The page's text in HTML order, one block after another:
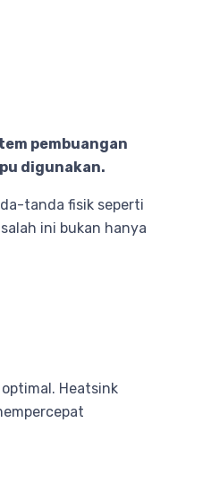
pembuangan
digunakan.
tanda fisik seperti
ini bukan hanya
Heatsink